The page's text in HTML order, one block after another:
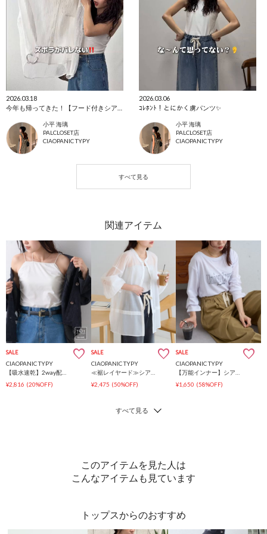
2026.03.18
小平 海璃
PALCLOSET店
CIAOPANIC TYPY
2026.03.06
ｺﾚﾎﾝﾄ！とにかく虜パンツ✨
小平 海璃
PALCLOSET店
CIAOPANIC TYPY
SALE
CIAOPANIC TYPY
¥2,816 (20%OFF)
SALE
CIAOPANIC TYPY
¥2,475 (50%OFF)
SALE
CIAOPANIC TYPY
¥1,650 (58%OFF)
このアイテムを見た人は
こんなアイテムも見ています
トップスからのおすすめ